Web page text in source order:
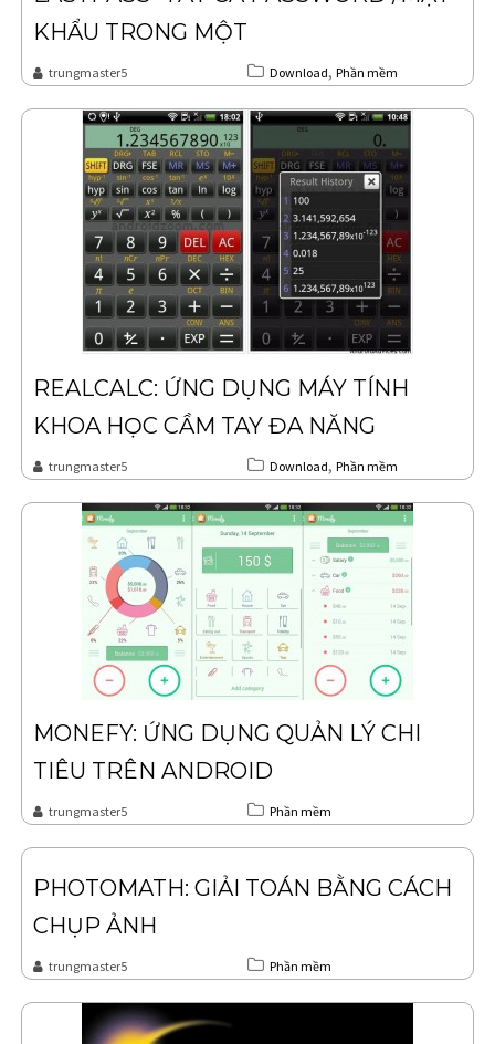
KHẨU TRONG MỘT
trungmaster5 Download, Phần mềm
REALCALC: ỨNG DỤNG MÁY TÍNH
KHOA HỌC CẦM TAY ĐA NĂNG
trungmaster5 Download, Phần mềm
MONEFY: ỨNG DỤNG QUẢN LÝ CHI
TIÊU TRÊN ANDROID
trungmaster5 Phần mềm
PHOTOMATH: GIẢI TOÁN BẰNG CÁCH
CHỤP ẢNH
trungmaster5 Phần mềm